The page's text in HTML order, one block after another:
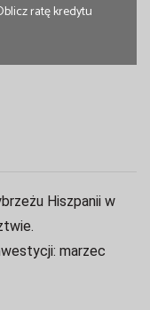
ratę kredytu
Hiszpanii w
marzec